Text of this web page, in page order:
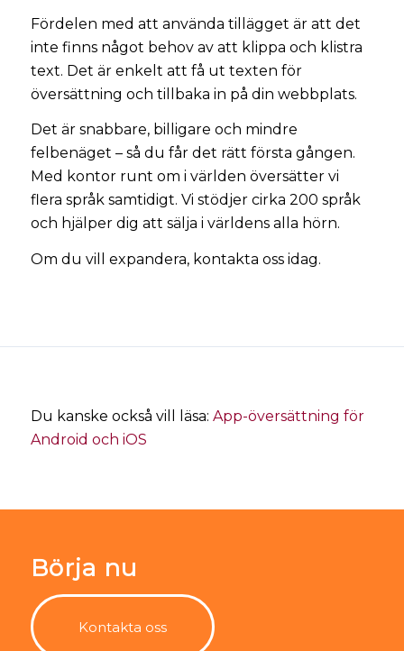
Fördelen med att använda tillägget är att det
inte finns något behov av att klippa och klistra
text. Det är enkelt att få ut texten för
översättning och tillbaka in på din webbplats.
Det är snabbare, billigare och mindre
felbenäget – så du får det rätt första gången.
Med kontor runt om i världen översätter vi
flera språk samtidigt. Vi stödjer cirka 200 språk
och hjälper dig att sälja i världens alla hörn.
Om du vill expandera, kontakta oss idag.
Du kanske också vill läsa: App-översättning för
Android och iOS
Börja nu
Kontakta oss